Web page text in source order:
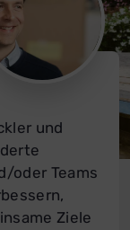
und
oder Teams
Ziele